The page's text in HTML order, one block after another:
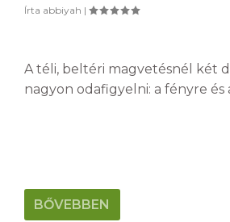
Írta abbiyah |
A téli, beltéri magvetésnél két
nagyon odafigyelni: a fényre
BŐVEBBEN